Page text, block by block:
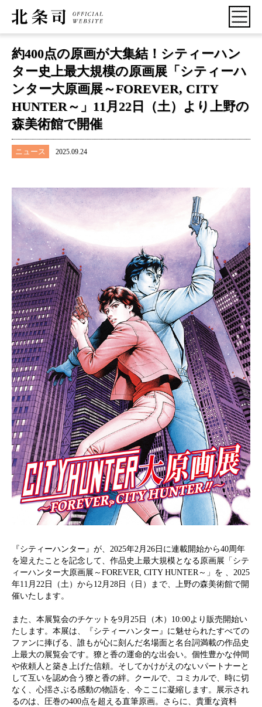
約400点の原画が大集結！シティーハン
ター史上最大規模の原画展「シティーハ
ンター大原画展～FOREVER, CITY
HUNTER～」11月22日（土）より上野の
森美術館で開催
ニュース 2025.09.24
『シティーハンター』が、2025年2月26日に連載開始から40周年
を迎えたことを記念して、作品史上最大規模となる原画展「シテ
ィーハンター大原画展～FOREVER, CITY HUNTER～」を 、2025
年11月22日（土）から12月28日（日）まで、上野の森美術館で開
催いたします。
また、本展覧会のチケットを9月25日（木）10:00より販売開始い
たします。本展は、『シティーハンター』に魅せられたすべての
ファンに捧げる、誰もが心に刻んだ名場面と名台詞満載の作品史
上最大の展覧会です。獠と香の運命的な出会い。個性豊かな仲間
や依頼人と築き上げた信頼。そしてかけがえのないパートナーと
して互いを認め合う獠と香の絆。クールで、コミカルで、時に切
なく、心揺さぶる感動の物語を、今ここに凝縮します。展示され
るのは、圧巻の400点を超える直筆原画。さらに、貴重な資料